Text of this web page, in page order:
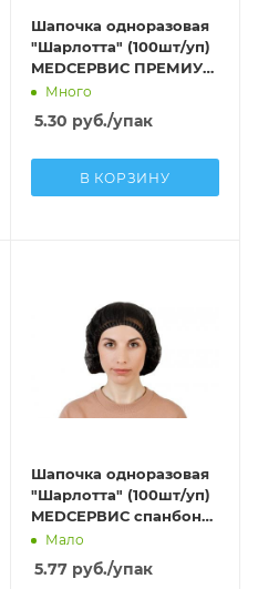
Шапочка одноразовая
"Шарлотта" (100шт/уп)
MEDСЕРВИС ПРЕМИУМ
спанбонд (12г/м2)
Много
5.30 руб./упак
В КОРЗИНУ
Шапочка одноразовая
"Шарлотта" (100шт/уп)
MEDСЕРВИС спанбонд
(10г/м2) черный
Мало
5.77руб./упак